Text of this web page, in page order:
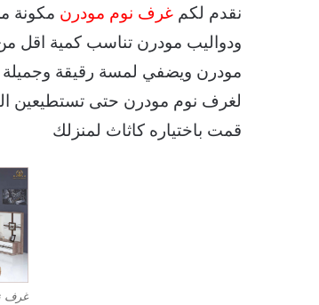
نقدم لكم غرف نوم مودرن مكونة
ودواليب مودرن تناسب كمية اقل
مودرن ويضفي لمسة رقيقة
لغرف نوم مودرن حتى تستطيعين
قمت باختياره كاثاث لمنزلك
غرف